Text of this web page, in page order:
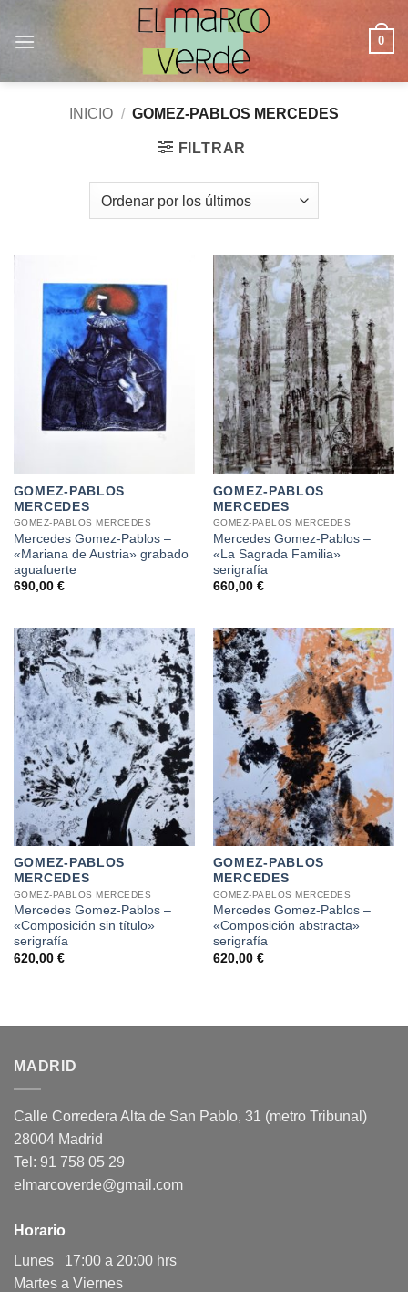
0
INICIO / GOMEZ-PABLOS MERCEDES
FILTRAR
GOMEZ-PABLOS
MERCEDES
GOMEZ-PABLOS MERCEDES
Mercedes Gomez-Pablos –
«Mariana de Austria» grabado
aguafuerte
690,00 €
GOMEZ-PABLOS
MERCEDES
GOMEZ-PABLOS MERCEDES
Mercedes Gomez-Pablos –
«La Sagrada Familia»
serigrafía
660,00 €
GOMEZ-PABLOS
MERCEDES
GOMEZ-PABLOS MERCEDES
Mercedes Gomez-Pablos –
«Composición sin título»
serigrafía
620,00 €
GOMEZ-PABLOS
MERCEDES
GOMEZ-PABLOS MERCEDES
Mercedes Gomez-Pablos –
«Composición abstracta»
serigrafía
620,00 €
MADRID
Calle Corredera Alta de San Pablo, 31 (metro Tribunal)
28004 Madrid
Tel: 91 758 05 29
elmarcoverde@gmail.com
Horario
Lunes 17:00 a 20:00 hrs
Martes a Viernes